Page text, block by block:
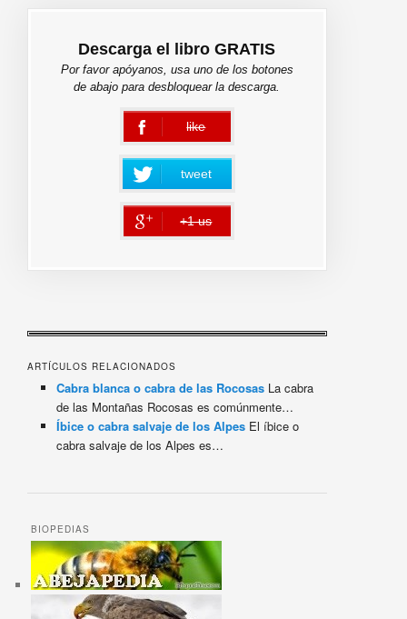
Descarga el libro GRATIS
Por favor apóyanos, usa uno de los botones
de abajo para desbloquear la descarga.
like
error
tweet
+1 us
error
ARTÍCULOS RELACIONADOS
Cabra blanca o cabra de las Rocosas La cabra
de las Montañas Rocosas es comúnmente…
Íbice o cabra salvaje de los Alpes El íbice o
cabra salvaje de los Alpes es…
BIOPEDIAS